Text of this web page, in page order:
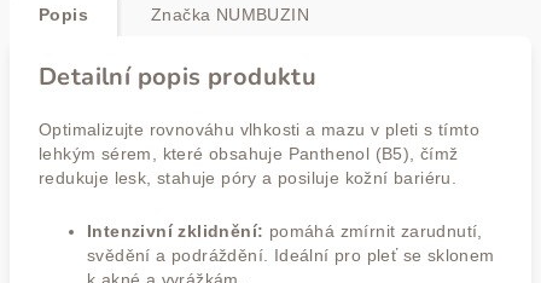
Popis Značka NUMBUZIN
Detailní popis produktu
Optimalizujte rovnováhu vlhkosti a mazu v pleti s tímto
lehkým sérem, které obsahuje Panthenol (B5), čímž
redukuje lesk, stahuje póry a posiluje kožní bariéru.
Intenzivní zklidnění: pomáhá zmírnit zarudnutí,
svědění a podráždění. Ideální pro pleť se sklonem